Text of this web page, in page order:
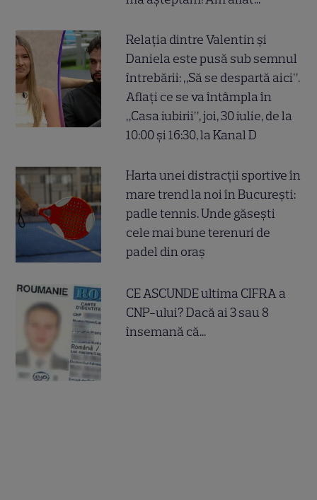
Relația dintre Valentin și
Daniela este pusă sub semnul
întrebării: „Să se despartă aici”.
Aflați ce se va întâmpla în
„Casa iubirii”, joi, 30 iulie, de la
10:00 și 16:30, la Kanal D
Harta unei distracții sportive în
mare trend la noi în București:
padle tennis. Unde găsești
cele mai bune terenuri de
padel din oraș
CE ASCUNDE ultima CIFRA a
CNP-ului? Dacă ai 3 sau 8
însemană că...